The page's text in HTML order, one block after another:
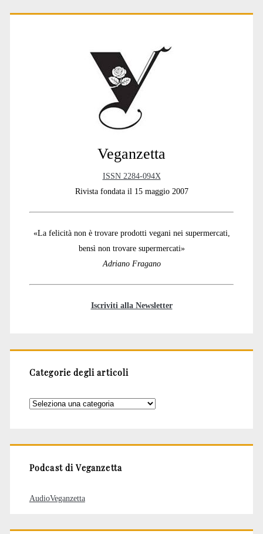
Primary
Veganzetta
ISSN 2284-094X
Rivista fondata il 15 maggio 2007
«La felicità non è trovare prodotti vegani nei supermercati,
bensì non trovare supermercati»
Adriano Fragano
Iscriviti alla Newsletter
Categorie degli articoli
Categorie
Podcast di Veganzetta
AudioVeganzetta